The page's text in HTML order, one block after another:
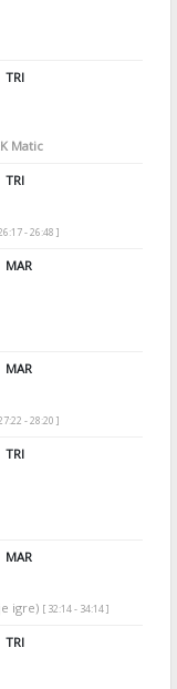
TRI
Matic
TRI
- 26:48 ]
MAR
MAR
- 28:20 ]
TRI
MAR
igre) [ 32:14 - 34:14 ]
TRI